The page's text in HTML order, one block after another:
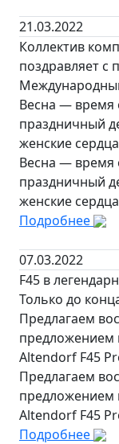
21.03.2022
Коллектив
поздравляет
Весна — время
праздничный
женские
Весна — время
праздничный
женские
Подробнее
07.03.2022
F45 в
Только до
Предлагаем
предложением
Altendorf F45
Предлагаем
предложением
Altendorf F45
Подробнее